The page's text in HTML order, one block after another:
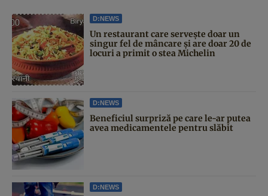
D:NEWS
Un restaurant care servește doar un
singur fel de mâncare și are doar 20 de
locuri a primit o stea Michelin
D:NEWS
Beneficiul surpriză pe care le-ar putea
avea medicamentele pentru slăbit
D:NEWS